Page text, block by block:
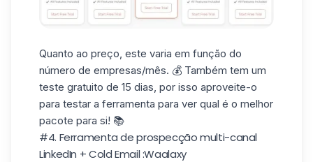
Quanto ao preço, este varia em função do
número de empresas/mês. 💰 Também tem um
teste gratuito de 15 dias, por isso aproveite-o
para testar a ferramenta para ver qual é o melhor
pacote para si! 📚
#4. Ferramenta de prospecção multi-canal
LinkedIn + Cold Email :Waalaxy